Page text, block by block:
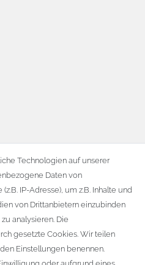
Technologien auf unserer
Daten von
IP-Adresse), um z.B. Inhalte und
von Drittanbietern einzubinden
analysieren. Die
gesetzte Cookies. Wir teilen
Einstellungen benennen.